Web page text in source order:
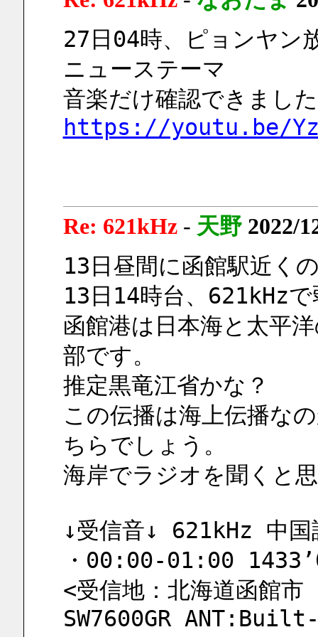
27日04時、ピョンヤン
ニューステーマ
音楽だけ確認できまし
https://youtu.be/
Re: 621kHz- 天野 2022/
13日昼間に函館駅近く
13日14時台、621kHz
函館港は日本海と太平
部です。
推定黒竜江省かな？
この伝播は海上伝播な
ちらでしょう。
海岸でラジオを聞くと
↓受信音↓ 621kHz 中
・00:00-01:00
<受信地：北海道函館
SW7600GR